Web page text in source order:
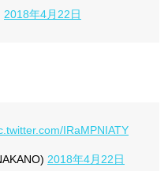
2018年4月22日
IRaMPNIATY
2018年4月22日